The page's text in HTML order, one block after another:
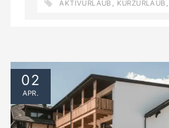
AKTIVURLAUB KURZURLAUB
02
APR.